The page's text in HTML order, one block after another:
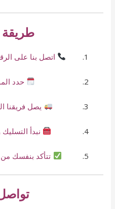
طريقة
اتصل بنا على
حدد
يصل فريقنا
نبدأ
تتأكد بنفسك